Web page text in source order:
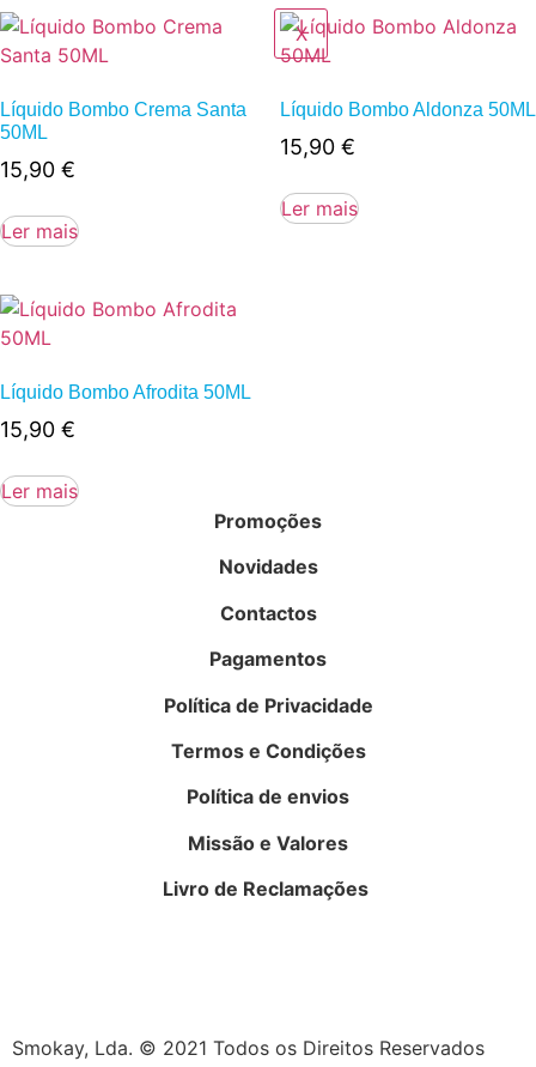
X
Líquido Bombo Crema Santa
50ML
15,90 €
Ler mais
Líquido Bombo Aldonza 50ML
15,90 €
Ler mais
Líquido Bombo Afrodita 50ML
15,90 €
Ler mais
Promoções
Novidades
Contactos
Pagamentos
Política de Privacidade
Termos e Condições
Política de envios
Missão e Valores
Livro de Reclamações
Smokay, Lda. © 2021 Todos os Direitos Reservados